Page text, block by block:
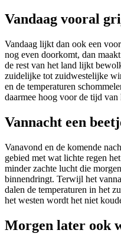
Vandaag vooral
Vandaag lijkt dan ook een
nog even doorkomt, dan
de rest van het land lijkt
zuidelijke tot zuidwestelijke
en de temperaturen
daarmee hoog voor de tijd van
Vannacht een
Vanavond en de komende
gebied met wat lichte regen
minder zachte lucht die
binnendringt. Terwijl het
dalen de temperaturen in het
het westen wordt het niet
Morgen later ook